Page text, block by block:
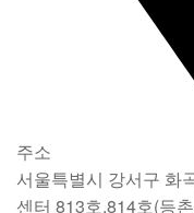
주소
서울특별시 강서구 화
센터 813호,814호(등